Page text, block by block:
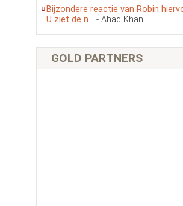
Bijzondere reactie van Robin
U ziet de n... - Ahad Khan
GOLD PARTNERS